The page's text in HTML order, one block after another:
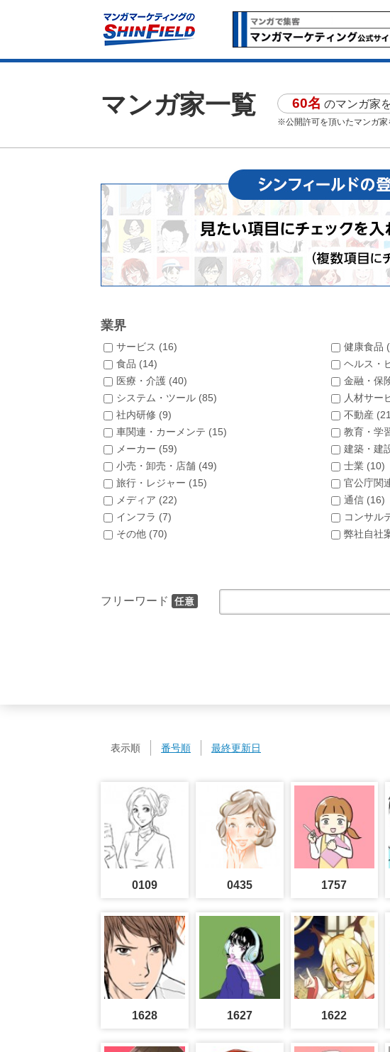
マンガ家一覧 60名 のマンガ家
※公開許可を頂いたマンガ家
業界
サービス (16) 健康食品 (
食品 (14) ヘルス・
医療・介護 (40) 金融・保
システム・ツール (85) 人材サー
社内研修 (9) 不動産 (21
車関連・カーメンテ (15) 教育・学
メーカー (59) 建築・建
小売・卸売・店舗 (49) 士業 (10)
旅行・レジャー (15) 官公庁関
メディア (22) 通信 (16)
インフラ (7) コンサル
その他 (70) 弊社自社
フリーワード
表示順 番号順 最終更新日
0109 0435 1757
1628 1627 1622